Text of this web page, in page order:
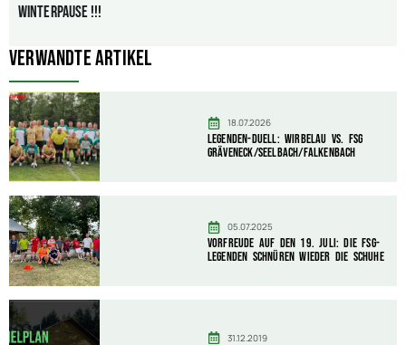
WINTERPAUSE !!!
Verwandte Artikel
18.07.2026
Legenden-Duell: Wirbelau vs. FSG
Gräveneck/Seelbach/Falkenbach
05.07.2025
Vorfreude auf den 19. Juli: Die FSG-
Legenden schnüren wieder die Schuhe
31.12.2019